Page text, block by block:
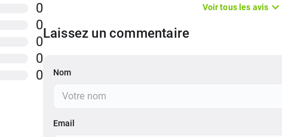
0
0
0
0
0
Voir tous les avis
Laissez un commentaire
Nom
Email